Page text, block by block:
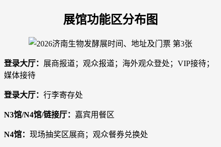
展馆功能区分布图
登录大厅： 展商报道；观众报道；海外观众登处；VIP接待；
媒体接待
登录大厅： 行李寄存处
N3馆/N4馆/链接厅： 嘉宾用餐区
N4馆： 现场抽奖区展商；观众餐券兑换处